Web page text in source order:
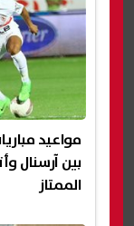
مواعيد
بين آرسنال
الممتاز